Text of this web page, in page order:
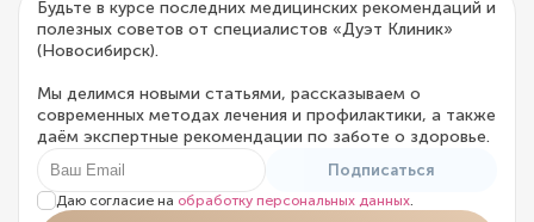
Будьте в курсе последних медицинских рекомендаций и
полезных советов от специалистов «Дуэт Клиник»
(Новосибирск).
Мы делимся новыми статьями, рассказываем о
современных методах лечения и профилактики, а также
даём экспертные рекомендации по заботе о здоровье.
Подписаться
Даю согласие на обработку персональных данных.